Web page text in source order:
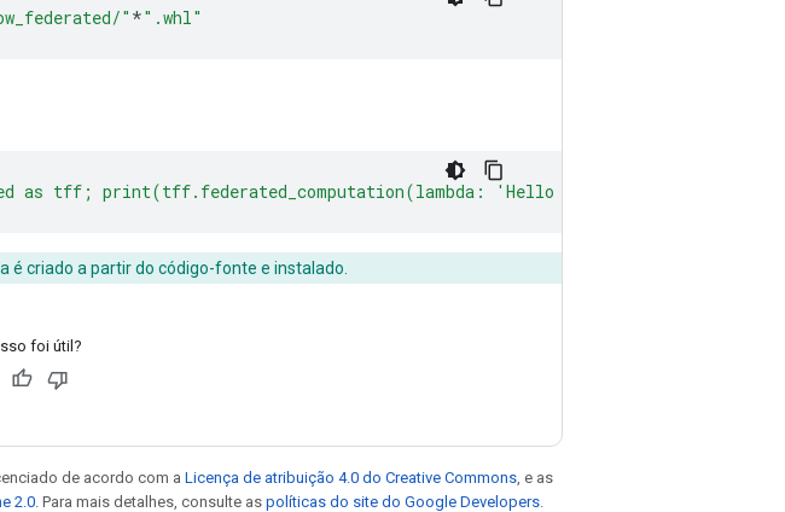
" *".whl"
as tff; print(tff.federated_computation(lambda: 'Hello World')())"
é criado a partir do código-fonte e instalado.
foi útil?
de acordo com a Licença de atribuição 4.0 do Creative Commons , e as
2.0 . Para mais detalhes, consulte as políticas do site do Google Developers